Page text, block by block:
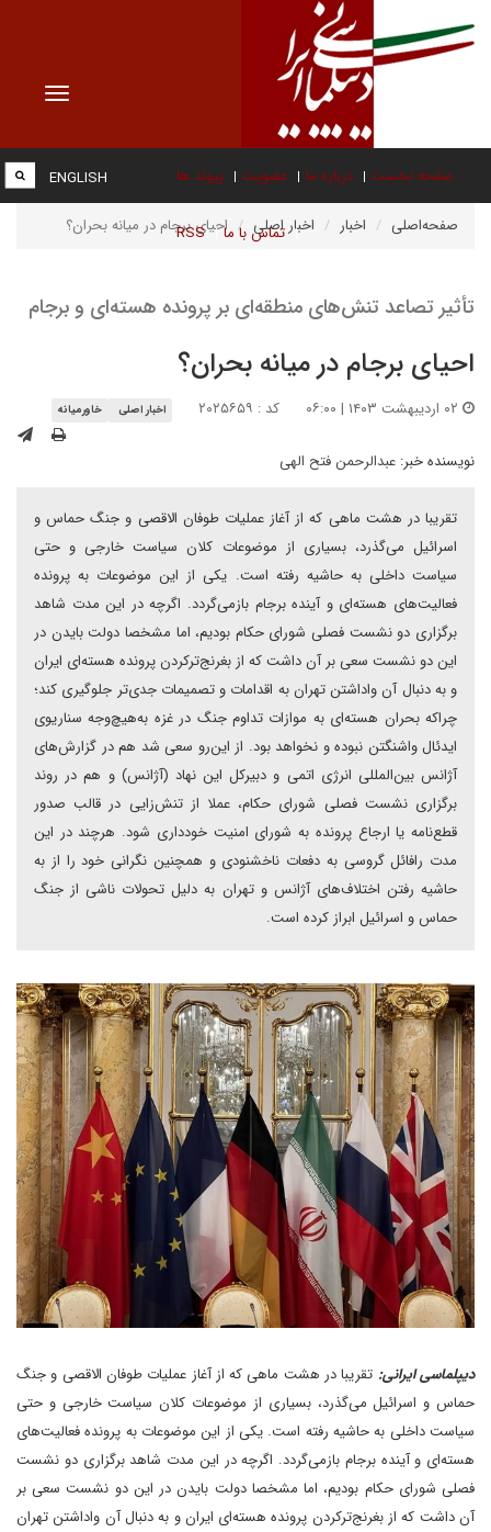
Toggle
صفحه نخست درباره ما عضویت پیوند ها
تماس با ما RSS
ENGLISH
صفحه‌اصلی اخبار اخبار اصلی احیای برجام در میانه بحران؟
تأثیر تصاعد تنش‌های منطقه‌ای بر پرونده هسته‌ای و برجام
احیای برجام در میانه بحران؟
کد : ۲۰۲۵۶۵۹ اخبار اصلی خاورمیانه
نویسنده خبر: عبدالرحمن فتح الهی
تقریبا در هشت ماهی که از آغاز عملیات طوفان الاقصی و جنگ حماس و
اسرائیل می‌گذرد، بسیاری از موضوعات کلان سیاست خارجی و حتی
سیاست داخلی به حاشیه رفته است. یکی از این موضوعات به پرونده
فعالیت‌های هسته‌ای و آینده برجام باز‌می‌گردد. اگرچه در این مدت شاهد
برگزاری دو نشست فصلی شورای حکام بودیم، اما مشخصا دولت بایدن در
این دو نشست سعی بر آن داشت که از بغرنج‌تر‌کردن پرونده هسته‌ای ایران
و به دنبال‌ آن‌ واداشتن تهران به اقدامات و تصمیمات جدی‌تر جلوگیری کند؛
چرا‌که بحران هسته‌ای به موازات تداوم جنگ در غزه به‌هیچ‌وجه سناریوی
ایدئال واشنگتن نبوده و نخواهد بود. از این‌رو سعی شد هم در گزارش‌های
آژانس بین‌المللی انرژی اتمی و دبیرکل این نهاد (آژانس) و هم در روند
برگزاری نشست فصلی شورای حکام، عملا از تنش‌زایی در قالب صدور
قطع‌نامه‌ یا ارجاع پرونده به شورای امنیت خودداری شود. هرچند در این
مدت رافائل گروسی به دفعات ناخشنودی و همچنین نگرانی خود را از به
حاشیه رفتن اختلاف‌های آژانس و تهران به دلیل تحولات ناشی از جنگ
حماس و اسرائیل ابراز کرده است.
دیپلماسی ایرانی: تقریبا در هشت ماهی که از آغاز عملیات طوفان الاقصی و جنگ
حماس و اسرائیل می‌گذرد، بسیاری از موضوعات کلان سیاست خارجی و حتی
سیاست داخلی به حاشیه رفته است. یکی از این موضوعات به پرونده فعالیت‌های
هسته‌ای و آینده برجام باز‌می‌گردد. اگرچه در این مدت شاهد برگزاری دو نشست
فصلی شورای حکام بودیم، اما مشخصا دولت بایدن در این دو نشست سعی بر
آن داشت که از بغرنج‌تر‌کردن پرونده هسته‌ای ایران و به دنبال‌ آن‌ واداشتن تهران